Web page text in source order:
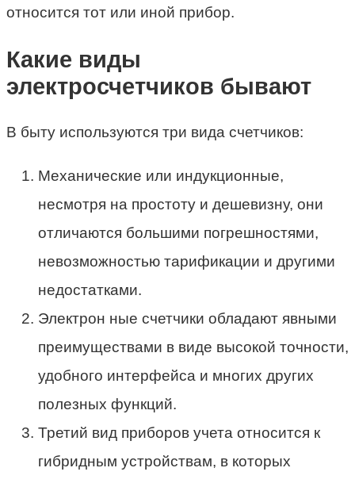
относится тот или иной прибор.
Какие виды
электросчетчиков бывают
В быту используются три вида счетчиков:
Механические или индукционные,
несмотря на простоту и дешевизну, они
отличаются большими погрешностями,
невозможностью тарификации и другими
недостатками.
Электрон ные счетчики обладают явными
преимуществами в виде высокой точности,
удобного интерфейса и многих других
полезных функций.
Третий вид приборов учета относится к
гибридным устройствам, в которых